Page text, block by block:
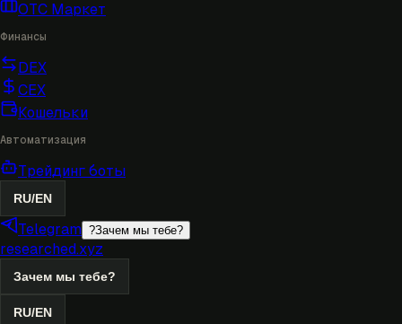
OTC Маркет
Финансы
DEX
CEX
Кошельки
Автоматизация
Трейдинг боты
RU/EN
Telegram ?Зачем мы тебе?
researched.xyz
Зачем мы тебе?
RU/EN